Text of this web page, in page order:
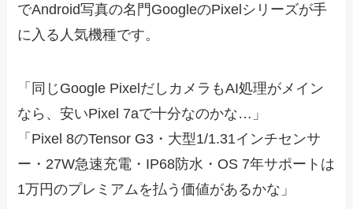
でAndroid写真の名門GoogleのPixelシリーズが手
に入る人気機種です。
「同じGoogle PixelだしカメラもAI処理がメイン
なら、安いPixel 7aで十分なのかな…」
「Pixel 8のTensor G3・大型1/1.31インチセンサ
ー・27W急速充電・IP68防水・OS 7年サポートは
1万円のプレミアムを払う価値があるかな」